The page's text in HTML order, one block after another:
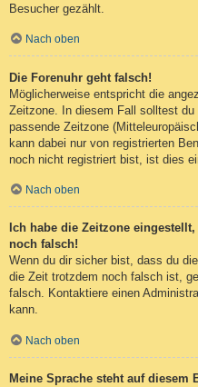
Besucher gezählt.
Nach oben
Die Forenuhr geht falsch!
Möglicherweise entspricht die
Zeitzone. In diesem Fall solltest du
passende Zeitzone
kann dabei nur von registrierten
noch nicht registriert bist, ist dies
Nach oben
Ich habe die Zeitzone
noch falsch!
Wenn du dir sicher bist, dass du
die Zeit trotzdem noch falsch ist,
falsch. Kontaktiere einen
kann.
Nach oben
Meine Sprache steht auf diesem